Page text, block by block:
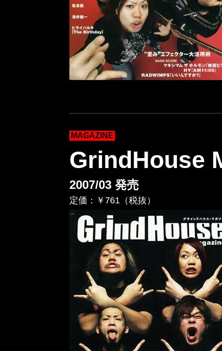
MAGAZINE
GrindHouse
2007/03 発売
定価：￥761（税抜）